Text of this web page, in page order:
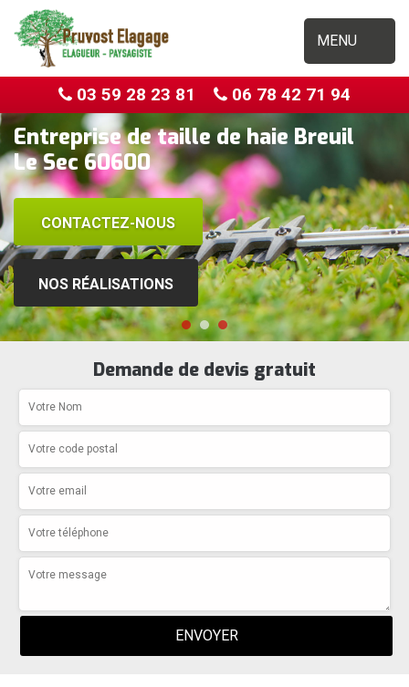
MENU
03 59 28 23 81 06 78 42 71 94
Entreprise de taille de haie Breuil
Le Sec 60600
CONTACTEZ-NOUS
NOS RÉALISATIONS
Demande de devis gratuit